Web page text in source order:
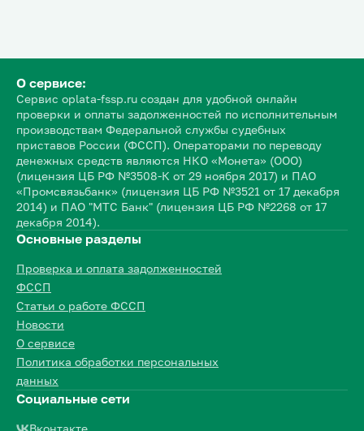
О сервисе:
Сервис oplata-fssp.ru создан для удобной онлайн
проверки и оплаты задолженностей по исполнительным
производствам Федеральной службы судебных
приставов России (ФССП). Операторами по переводу
денежных средств являются НКО «Монета» (ООО)
(лицензия ЦБ РФ №3508-К от 29 ноября 2017) и ПАО
«Промсвязьбанк» (лицензия ЦБ РФ №3521 от 17 декабря
2014) и ПАО "МТС Банк" (лицензия ЦБ РФ №2268 от 17
декабря 2014).
Основные разделы
Проверка и оплата задолженностей
ФССП
Статьи о работе ФССП
Новости
О сервисе
Политика обработки персональных
данных
Социальные сети
Вконтакте